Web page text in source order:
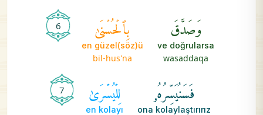
وَصَدَّقَ
ve doğrularsa
wasaddaqa
بِٱلۡحُسۡنَىٰ
en güzel(söz)ü
bil-hus'na
6
فَسَنُيَسِّرُهُۥ
ona kolaylaştırırız
لِلۡيُسۡرَىٰ
en kolayı
7